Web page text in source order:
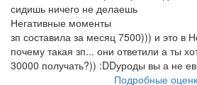
сидишь ничего не делаешь
Негативные моменты
зп составила за месяц 7500))) и это в
почему такая зп... они ответили а ты
30000 получать?)) :DDуроды вы а не
Подробные